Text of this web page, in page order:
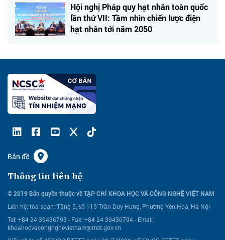
Hội nghị Pháp quy hạt nhân toàn quốc
lần thứ VII: Tầm nhìn chiến lược điện
hạt nhân tới năm 2050
Bản đồ
Thông tin liên hệ
© 2019 Bản quyền thuộc về TẠP CHÍ KHOA HỌC VÀ CÔNG NGHỆ VIỆT NAM
Liên hệ: tòa soạn: Tầng 5, số 115 Trần Duy Hưng, Phường Yên Hoà, Hà Nội
Tel: +84 24 39436793 - Fax: +84 24 39436794 - Email:
khoahocvacongnghevietnam@mst.gov.vn